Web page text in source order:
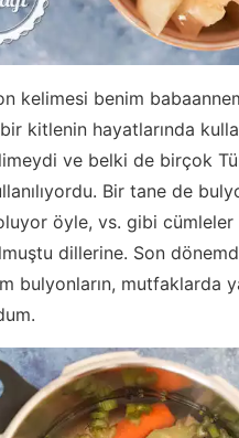
kelimesi benim
kitlenin hayatlarında
ve belki de birçok
Bir tane de
öyle, vs. gibi cümleler
dillerine. Son
bulyonların, mutfaklarda